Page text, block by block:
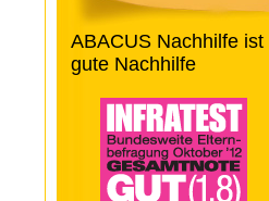
ABACUS Nachhilfe ist
gute Nachhilfe